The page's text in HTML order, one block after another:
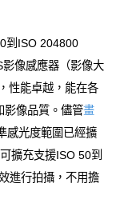
到ISO 204800
像感應器（影像大
性能卓越，能在各
影像品質。儘管畫
感光度範圍已經擴
擴充支援ISO 50到
進行拍攝，不用擔